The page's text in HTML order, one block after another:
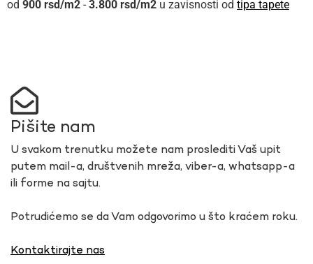
900 rsd - 3.800 rsd u zavisnosti od tipa tapete
Pišite nam
U svakom trenutku možete nam proslediti Vaš upit
putem mail-a, društvenih mreža, viber-a, whatsapp-a
ili forme na sajtu.
Potrudićemo se da Vam odgovorimo u što kraćem roku.
Kontaktirajte nas